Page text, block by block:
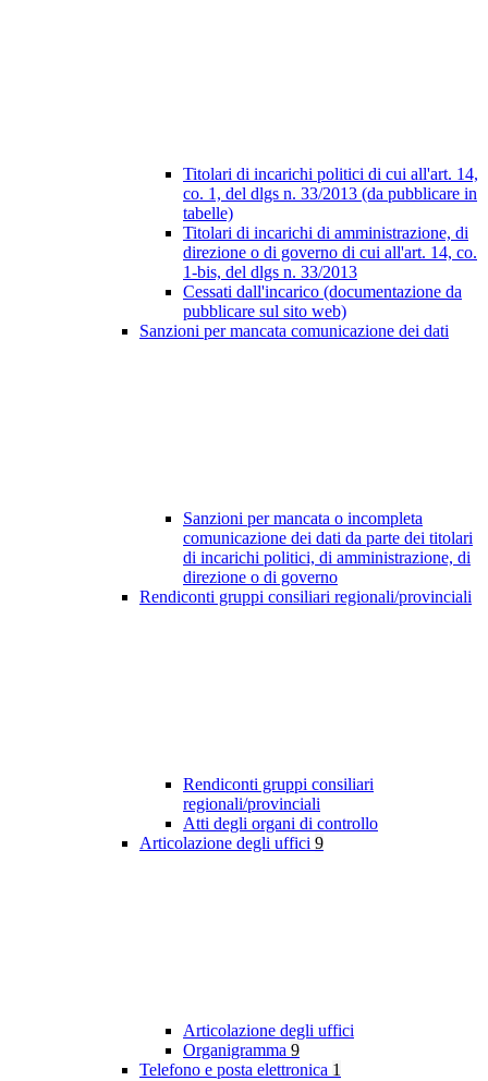
Titolari di incarichi politici di cui all'art. 14,
co. 1, del dlgs n. 33/2013 (da pubblicare in
tabelle)
Titolari di incarichi di amministrazione, di
direzione o di governo di cui all'art. 14, co.
1-bis, del dlgs n. 33/2013
Cessati dall'incarico (documentazione da
pubblicare sul sito web)
Sanzioni per mancata comunicazione dei dati
Sanzioni per mancata o incompleta
comunicazione dei dati da parte dei titolari
di incarichi politici, di amministrazione, di
direzione o di governo
Rendiconti gruppi consiliari regionali/provinciali
Rendiconti gruppi consiliari
regionali/provinciali
Atti degli organi di controllo
Articolazione degli uffici 9
Articolazione degli uffici
Organigramma 9
Telefono e posta elettronica 1